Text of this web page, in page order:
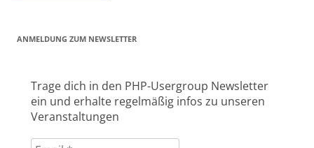
ANMELDUNG ZUM NEWSLETTER
Trage dich in den PHP-Usergroup Newsletter
ein und erhalte regelmäßig infos zu unseren
Veranstaltungen